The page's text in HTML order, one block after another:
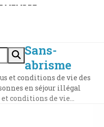
MEMBRE
Sans-
abrisme
et conditions de vie des
en séjour illégal
et conditions de vie…